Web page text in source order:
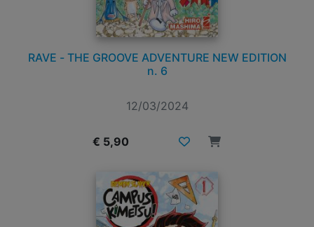
RAVE - THE GROOVE ADVENTURE NEW EDITION
n. 6
12/03/2024
€ 5,90